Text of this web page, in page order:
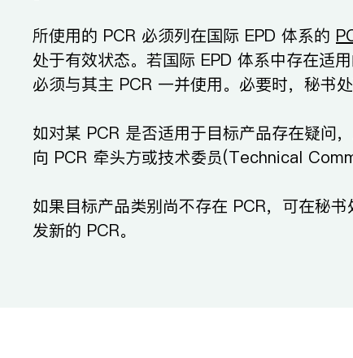
所使用的 PCR 必须列在国际 EPD 体系的
处于有效状态。若国际 EPD 体系中存在适
必须与其主 PCR 一并使用。必要时，秘书
如对某 PCR 是否适用于目标产品存在疑问
向 PCR 牵头方或技术委员(Technical
如果目标产品类别尚不存在 PCR，可在秘
发新的 PCR。